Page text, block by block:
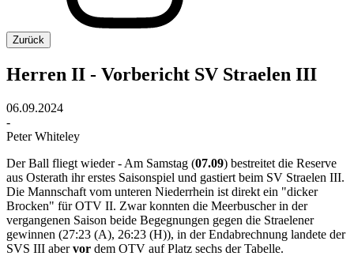
Zurück
Herren II - Vorbericht SV Straelen III
06.09.2024
-
Peter Whiteley
Der Ball fliegt wieder - Am Samstag (07.09) bestreitet die Reserve
aus Osterath ihr erstes Saisonspiel und gastiert beim SV Straelen III.
Die Mannschaft vom unteren Niederrhein ist direkt ein "dicker
Brocken" für OTV II. Zwar konnten die Meerbuscher in der
vergangenen Saison beide Begegnungen gegen die Straelener
gewinnen (27:23 (A), 26:23 (H)), in der Endabrechnung landete der
SVS III abervor dem OTV auf Platz sechs der Tabelle.